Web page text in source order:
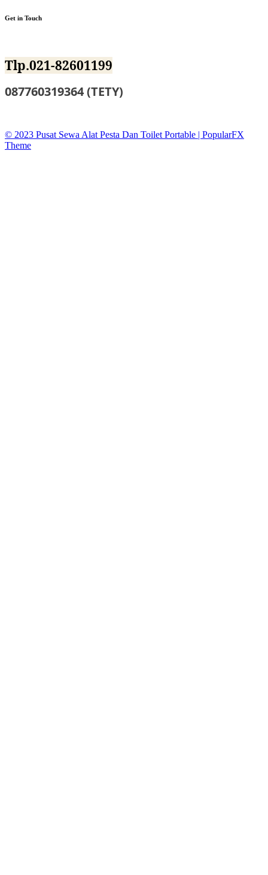
Get in Touch
Tlp.021-82601199
087760319364 (TETY)
© 2023 Pusat Sewa Alat Pesta Dan Toilet Portable | PopularFX
Theme